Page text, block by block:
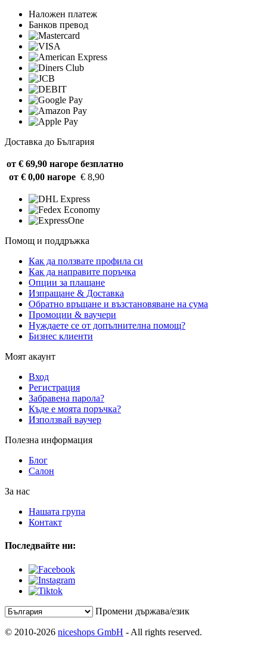
Наложен платеж
Банков превод
Доставка до България
от € 69,90 нагоре безплатно
от € 0,00 нагоре € 8,90
Помощ и поддръжка
Как да ползвате профила си
Как да направите поръчка
Опции за плащане
Изпращане & Доставка
Обратно връщане и възстановяване на сума
Промоции & ваучери
Нуждаете се от допълнителна помощ?
Бизнес клиенти
Моят акаунт
Вход
Регистрация
Забравена парола?
Къде е моята поръчка?
Използвай ваучер
Полезна информация
Блог
Салон
За нас
Нашата група
Контакт
Последвайте ни:
Промени държава/език
© 2010-2026 niceshops GmbH - All rights reserved.